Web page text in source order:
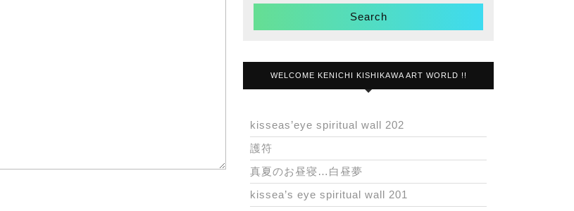
WELCOME KENICHI KISHIKAWA ART WORLD !!
kisseas’eye spiritual wall 202
護符
真夏のお昼寝…白昼夢
kissea’s eye spiritual wall 201